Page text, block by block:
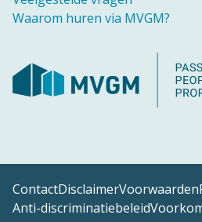
Waarom huren via MVGM?
ContactDisclaimerVoorwaarden
Anti-discriminatiebeleid